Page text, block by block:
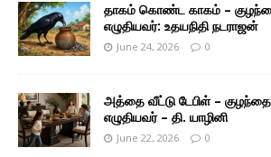
தாகம் கொண்ட காகம் –
எழுதியவர்: உதயநிதி நடராஜன்
June 24, 2026 0
அத்தை வீட்டு டேபிள் –
எழுதியவர் – தி. யாழினி
June 22, 2026 0